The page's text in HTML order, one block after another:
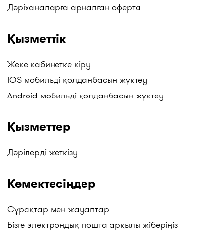
Дәріханаларға арналған оферта
Қызметтік
Жеке кабинетке кіру
IOS мобильді қолданбасын жүктеу
Android мобильді қолданбасын жүктеу
Қызметтер
Дәрілерді жеткізу
Көмектесіңдер
Сұрақтар мен жауаптар
Бізге электрондық пошта арқылы жіберіңіз